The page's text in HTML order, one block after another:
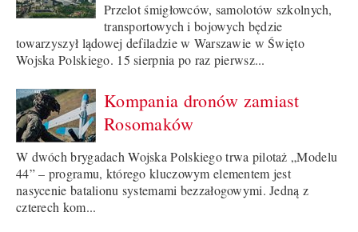
Przelot śmigłowców, samolotów szkolnych,
transportowych i bojowych będzie
towarzyszył lądowej defiladzie w Warszawie w Święto
Wojska Polskiego. 15 sierpnia po raz pierwsz...
Kompania dronów zamiast
Rosomaków
W dwóch brygadach Wojska Polskiego trwa pilotaż „Modelu
44” – programu, którego kluczowym elementem jest
nasycenie batalionu systemami bezzałogowymi. Jedną z
czterech kom...